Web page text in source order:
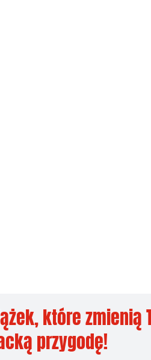
które zmienią
przygodę!